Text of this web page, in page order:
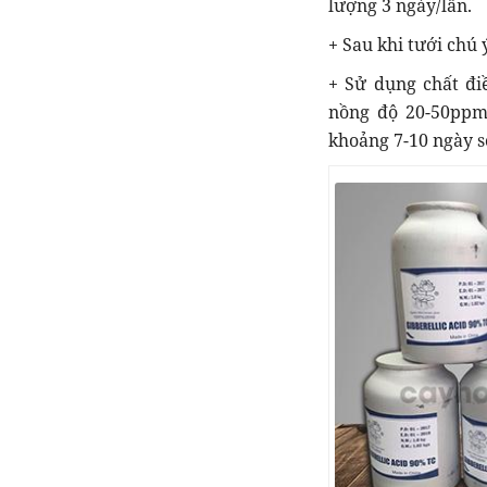
lượng 3 ngày/lần.
+ Sau khi tưới chú
+ Sử dụng chất
nồng độ 20-
khoảng 7-10 ngày